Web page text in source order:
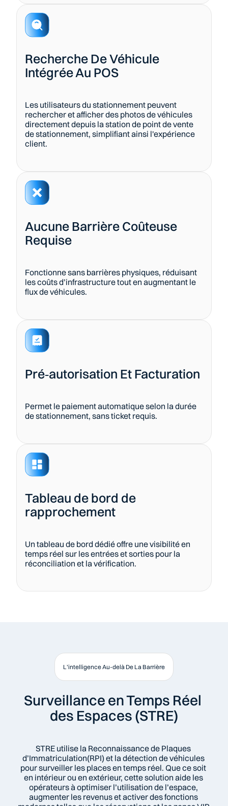
Recherche De Véhicule
Intégrée Au POS
Les utilisateurs du stationnement peuvent
rechercher et afficher des photos de véhicules
directement depuis la station de point de vente
de stationnement, simplifiant ainsi l'expérience
client.
Aucune Barrière Coûteuse
Requise
Fonctionne sans barrières physiques, réduisant
les coûts d’infrastructure tout en augmentant le
flux de véhicules.
Pré‑autorisation Et Facturation
Permet le paiement automatique selon la durée
de stationnement, sans ticket requis.
Tableau de bord de
rapprochement
Un tableau de bord dédié offre une visibilité en
temps réel sur les entrées et sorties pour la
réconciliation et la vérification.
L’intelligence Au-delà De La Barrière
Surveillance en Temps Réel
des Espaces (STRE)
STRE utilise la Reconnaissance de Plaques
d’Immatriculation(RPI) et la détection de véhicules
pour surveiller les places en temps réel. Que ce soit
en intérieur ou en extérieur, cette solution aide les
opérateurs à optimiser l’utilisation de l’espace,
augmenter les revenus et activer des fonctions